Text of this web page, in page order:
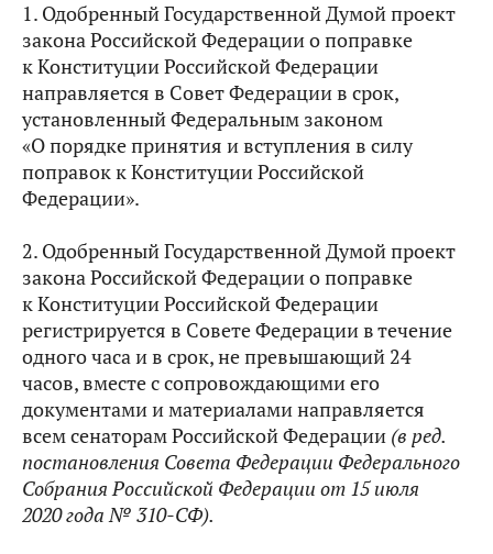
1. Одобренный Государственной Думой проект
закона Российской Федерации о поправке
к Конституции Российской Федерации
направляется в Совет Федерации в срок,
установленный Федеральным законом
«О порядке принятия и вступления в силу
поправок к Конституции Российской
Федерации».
2. Одобренный Государственной Думой проект
закона Российской Федерации о поправке
к Конституции Российской Федерации
регистрируется в Совете Федерации в течение
одного часа и в срок, не превышающий 24
часов, вместе с сопровождающими его
документами и материалами направляется
всем сенаторам Российской Федерации (в ред.
постановления Совета Федерации Федерального
Собрания Российской Федерации от 15 июля
2020 года № 310-СФ).